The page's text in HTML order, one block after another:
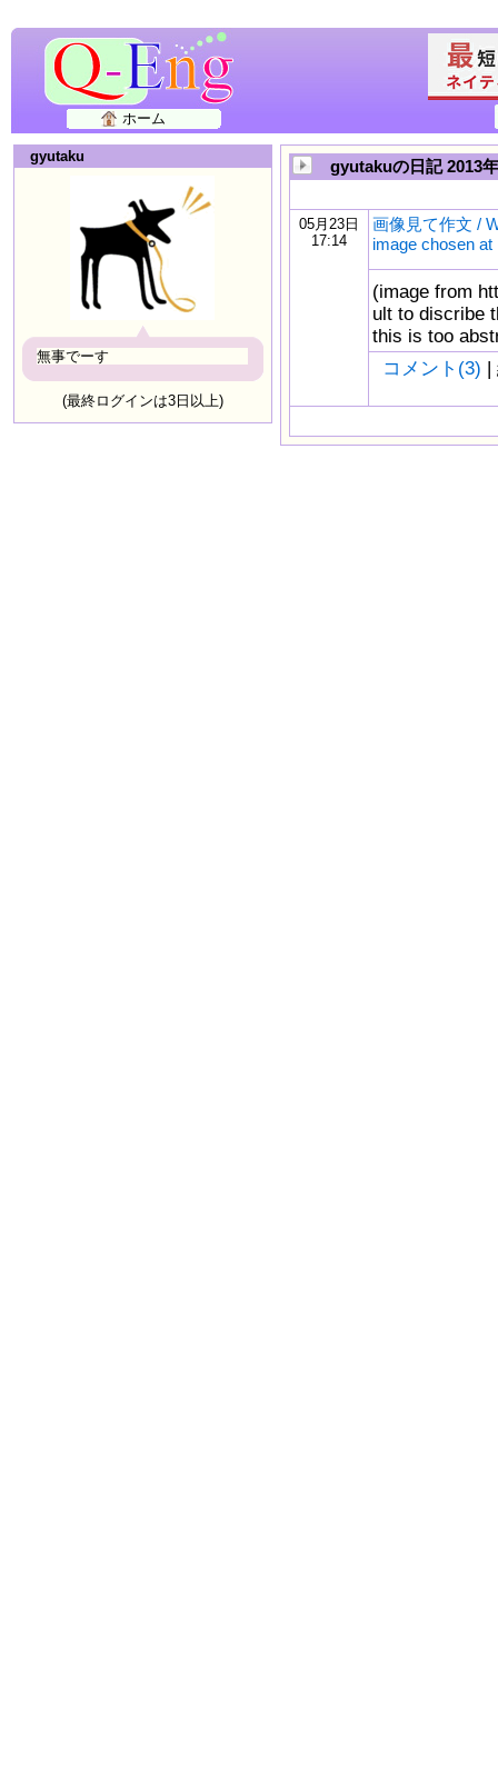
ホーム
gyutaku
無事でーす
(最終ログインは3日以上)
gyutakuの日記 2013
05月23日
17:14
画像見て作文 /
image chosen at
(image from
ult to discribe
this is too
コメント(3) |